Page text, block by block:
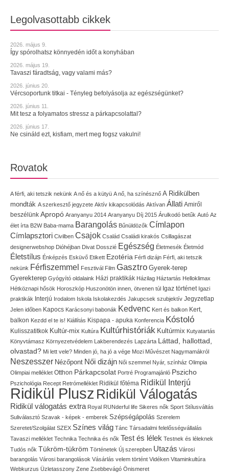
Legolvasottabb cikkek
2026. május 9.
Így spórolhatsz könnyedén időt a konyhában
2026. május 19.
Tavaszi fáradtság, vagy valami más?
2026. június 20.
Vércsoportunk titkai - Tényleg befolyásolja az egészségünket?
2026. június 11.
Mit tesz a folyamatos stressz a párkapcsolattal?
2026. június 17.
Ne csináld ezt, kisfiam, mert meg fogsz vakulni!
Rovatok
A férfi, aki tetszik nekünk A nő és a kütyü A nő, ha színésznő A Ridikülben
mondták A szerkesztő jegyzete Aktív kikapcsolódás Aktívan Állati Amiről
beszélünk Apropó Aranyanyu 2014 Aranyanyu Díj 2015 Árulkodó betűk Autó Az
élet írta B2W Baba-mama Barangolás Bűnüldözők Címlapon
Címlapsztori Civilben Csajok Család Családi kirakós Csillagászat
designerwebshop Dióhéjban Divat Dosszié Egészség Életmesék Életmód
Életstílus Énképzés Esküvő Etikett Ezotéria Férfi dizájn Férfi, aki tetszik
nekünk Férfiszemmel Fesztivál Film Gasztro Gyerek-terep
Gyerekterep Gyógyító oldalaink Házi praktikák Házilag Háztartás Helloklimax
Hétköznapi hősök Horoszkóp Huszonötön innen, ötvenen túl Igaz történet Igazi
praktikák Interjú Irodalom Iskola Iskolakezdés Jakupcsek szubjektív Jegyzetlap
Jelen időben Kapocs Karácsonyi babonák Kedvenc Kert és balkon Kert,
balkon Kezdd el te is! Kiállítás Kispapa - apuka Konferencia Kóstoló
Kulisszatitkok Kultúr-mix Kultúra Kultúrhistóriák Kultúrmix Kutyatartás
Könyvtámasz Környezetvédelem Lakberendezés Lapzárta Láttad, hallottad,
olvastad? Mi lett vele? Minden jó, ha jó a vége Mozi Művészet Nagymamákról
Neszesszer Nézőpont Női dizájn Női szemmel Nyár, színház Olimpia
Olimpiai melléklet Otthon Párkapcsolat Portré Programajánló Pszicho
Pszichológia Recept Retrómelléklet Ridikül főtéma Ridikül Interjú
Ridikül Plusz Ridikül Válogatás
Ridikül válogatás extra Royal RUNderful life Sikeres nők Sport Stílusváltás
Suliválasztó Szavak - képek - emberek Szépségápolás Szerelem
Szeretet/Szolgálat SZEX Színes világ Tánc Társadalmi felelősségvállalás
Tavaszi melléklet Technika Technika és nők Test és lélek Testnek és léleknek
Tudós nők Tükröm-tükröm Történetek Új szerepben Utazás Városi
barangolás Városi barangolások Vásárlás velem történt Vidéken Vitaminkultúra
Webkurzus Üzletasszony Zene Zsebbevágó Önismeret